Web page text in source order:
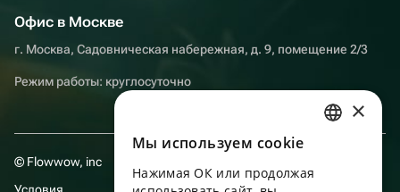
Офис в Москве
г. Москва, Садовническая набережная, д. 9, помещение 2/3
Режим работы: круглосуточно
© Flowwow, inc
Условия
ENGLISH
×
Мы используем сookie
Нажимая ОК или продолжая